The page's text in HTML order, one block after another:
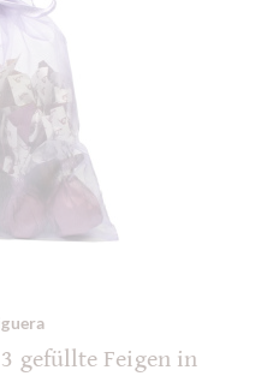
gefüllte Feigen in